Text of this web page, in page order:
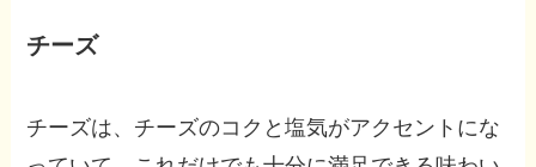
チーズ
チーズは、チーズのコクと塩気がアクセントにな